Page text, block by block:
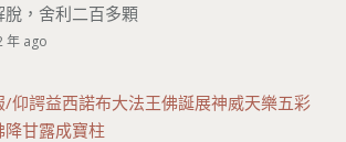
脫，舍利二百多顆
年 ago
/仰諤益西諾布大法王佛誕展神威天樂五彩
降甘露成寶柱